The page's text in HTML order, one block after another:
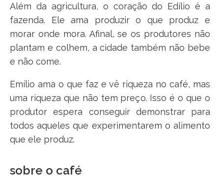
Além da agricultura, o coração do Edílio é a
fazenda. Ele ama produzir o que produz e
morar onde mora. Afinal, se os produtores não
plantam e colhem, a cidade também não bebe
e não come.
Emílio ama o que faz e vê riqueza no café, mas
uma riqueza que não tem preço. Isso é o que o
produtor espera conseguir demonstrar para
todos aqueles que experimentarem o alimento
que ele produz.
sobre o café